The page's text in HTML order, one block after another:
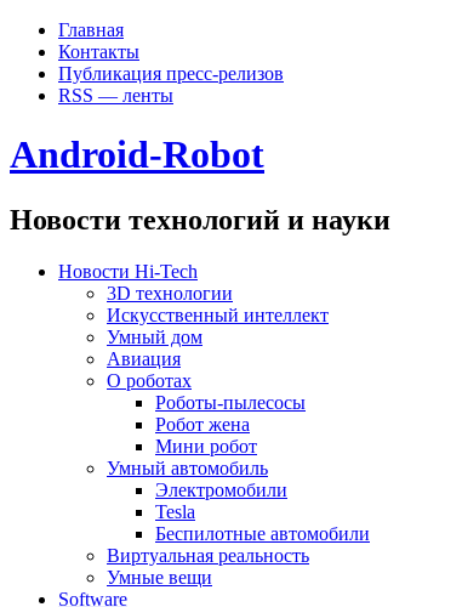
Главная
Контакты
Публикация пресс-релизов
RSS — ленты
Android-Robot
Новости технологий и науки
Новости Hi-Tech
3D технологии
Искусственный интеллект
Умный дом
Авиация
О роботах
Роботы-пылесосы
Робот жена
Мини робот
Умный автомобиль
Электромобили
Tesla
Беспилотные автомобили
Виртуальная реальность
Умные вещи
Software